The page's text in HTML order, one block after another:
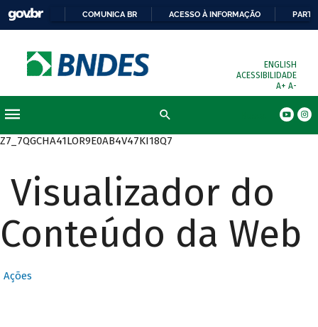
COMUNICA BR ACESSO À INFORMAÇÃO
ENGLISH
ACESSIBILIDADE
A+ A-
Z7_7QGCHA41LOR9E0AB4V47KI18Q7
Visualizador do
Conteúdo da Web
Ações